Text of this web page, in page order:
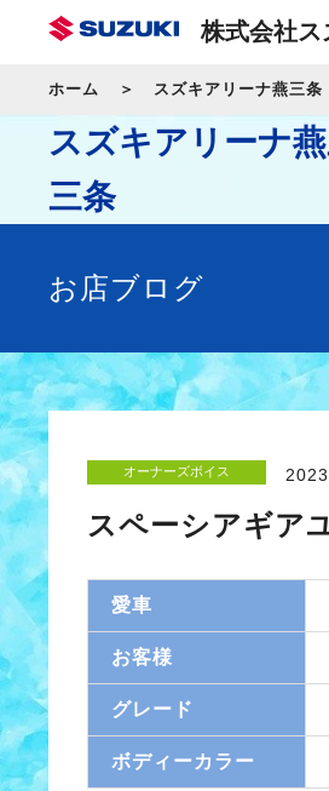
株式会社ス
ホーム スズキアリーナ燕三条
スズキアリーナ
三条
お店ブログ
オーナーズボイス
スペーシアギア
愛車
お客様
グレード
ボディーカラー